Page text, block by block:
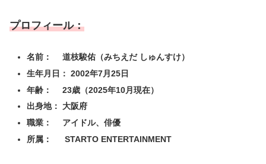
プロフィール：
名前： 道枝駿佑（みちえだ しゅんすけ）
生年月日： 2002年7月25日
年齢： 23歳（2025年10月現在）
出身地： 大阪府
職業： アイドル、俳優
所属： STARTO ENTERTAINMENT